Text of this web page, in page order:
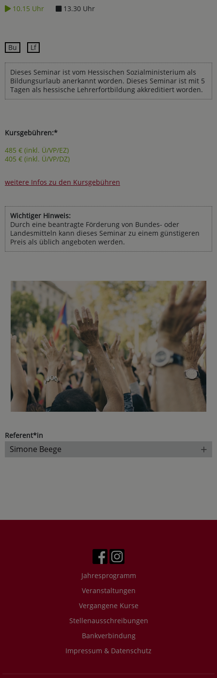
10.15 Uhr 13.30 Uhr
Bu Lf
Dieses Seminar ist vom Hessischen Sozialministerium als
Bildungsurlaub anerkannt worden. Dieses Seminar ist mit 5
Tagen als hessische Lehrerfortbildung akkreditiert worden.
Kursgebühren:*
485 € (inkl. Ü/VP/EZ)
405 € (inkl. Ü/VP/DZ)
weitere Infos zu den Kursgebühren
Wichtiger Hinweis:
Durch eine beantragte Förderung von Bundes- oder
Landesmitteln kann dieses Seminar zu einem günstigeren
Preis als üblich angeboten werden.
Referent*in
Simone Beege +
Jahresprogramm
Veranstaltungen
Vergangene Kurse
Stellenausschreibungen
Bankverbindung
Impressum & Datenschutz